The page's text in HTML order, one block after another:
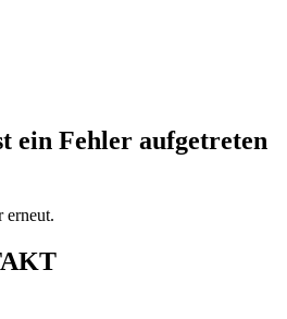
ein Fehler aufgetreten
erneut.